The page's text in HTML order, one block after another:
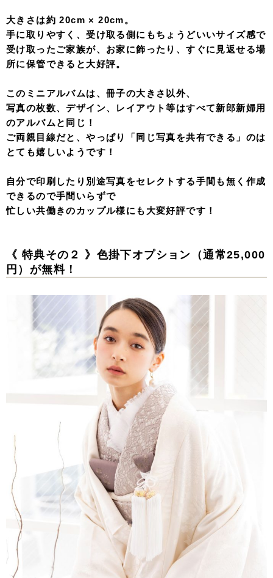
大きさは約 20cm × 20cm。
手に取りやすく、受け取る側にもちょうどいいサイズ感で
受け取ったご家族が、お家に飾ったり、すぐに見返せる場
所に保管できると大好評。
このミニアルバムは、冊子の大きさ以外、
写真の枚数、デザイン、レイアウト等はすべて新郎新婦用
のアルバムと同じ！
ご両親目線だと、やっぱり「同じ写真を共有できる」のは
とても嬉しいようです！
自分で印刷したり別途写真をセレクトする手間も無く作成
できるので手間いらずで
忙しい共働きのカップル様にも大変好評です！
《 特典その２ 》色掛下オプション（通常25,000
円）が無料！